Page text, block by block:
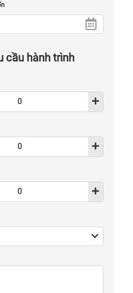
cầu hành trình